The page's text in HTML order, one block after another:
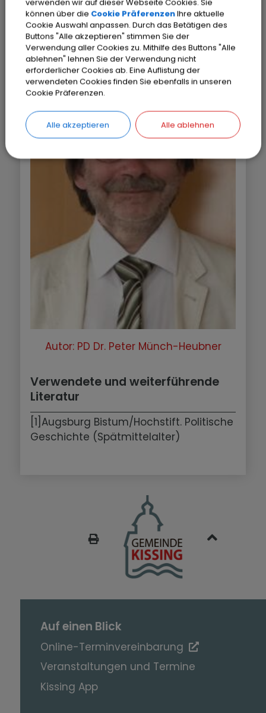
Gemeinde Kissing
Autor: PD Dr. Peter Münch-Heubner
Verwendete und weiterführende
Literatur
[1]Augsburg Bistum/Hochstift. Politische
Geschichte (Spätmittelalter)
Auf einen Blick
Online-Terminvereinbarung
Veranstaltungen und Termine
Kissing App
können über die Cookie PräferenzenIhre aktuelle
Cookie Auswahl anpassen. Durch das Betätigen des
Buttons "Alle akzeptieren" stimmen Sie der
Verwendung aller Cookies zu. Mithilfe des Buttons "Alle
ablehnen" lehnen Sie der Verwendung nicht
erforderlicher Cookies ab. Eine Auflistung der
verwendeten Cookies finden Sie ebenfalls in unseren
Cookie Präferenzen.
Alle akzeptieren Alle ablehnen